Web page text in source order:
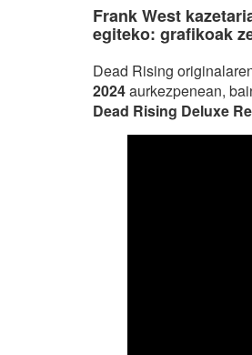
Frank West
egiteko: grafikoak
Dead Rising
2024aurkezpenean,
Dead Rising Deluxe